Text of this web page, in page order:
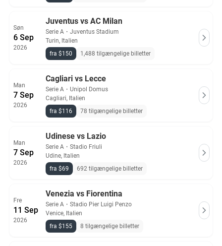
Søn
6 Sep
2026
Juventus vs AC Milan
Serie A ・ Juventus Stadium
Turin, Italien
fra $150
1,488 tilgængelige billetter
Man
7 Sep
2026
Cagliari vs Lecce
Serie A ・ Unipol Domus
Cagliari, Italien
fra $116
78 tilgængelige billetter
Man
7 Sep
2026
Udinese vs Lazio
Serie A ・ Stadio Friuli
Udine, Italien
fra $69
692 tilgængelige billetter
Fre
11 Sep
2026
Venezia vs Fiorentina
Serie A ・ Stadio Pier Luigi Penzo
Venice, Italien
fra $155
8 tilgængelige billetter